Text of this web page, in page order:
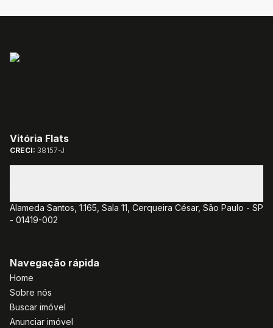
Vitória Flats
CRECI: 38157-J
Alameda Santos, 1.165, Sala 11, Cerqueira César, São Paulo - SP
- 01419-002
Navegação rápida
Home
Sobre nós
Buscar imóvel
Anunciar imóvel